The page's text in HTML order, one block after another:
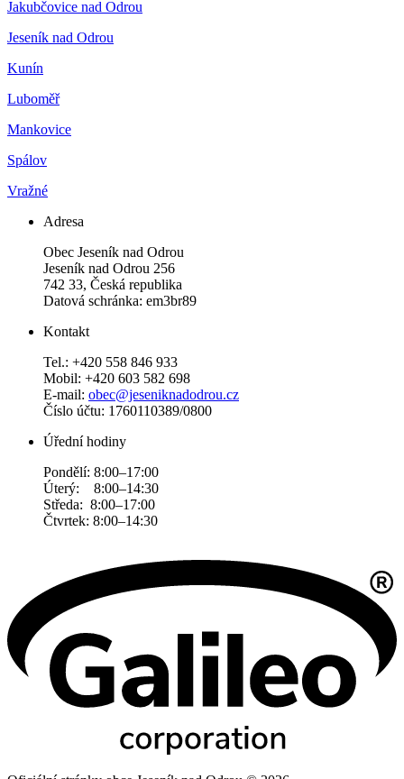
Jakubčovice nad Odrou
Jeseník nad Odrou
Kunín
Luboměř
Mankovice
Spálov
Vražné
Adresa
Obec Jeseník nad Odrou
Jeseník nad Odrou 256
742 33, Česká republika
Datová schránka: em3br89
Kontakt
Tel.: +420 558 846 933
Mobil: +420 603 582 698
E-mail: obec@jeseniknadodrou.cz
Číslo účtu: 1760110389/0800
Úřední hodiny
Pondělí: 8:00–17:00
Úterý: 8:00–14:30
Středa: 8:00–17:00
Čtvrtek: 8:00–14:30